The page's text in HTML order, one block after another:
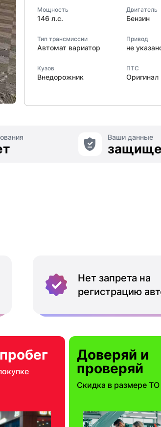
Мощность
146 л.с.
Двигатель
Бензин
Тип трансмиссии
Автомат вариатор
Привод
не
Кузов
Внедорожник
ПТС
Оригинал
Ваши данные
Нет запрета на
регистрацию
Доверяй и
проверяй
Скидка в размере ТО